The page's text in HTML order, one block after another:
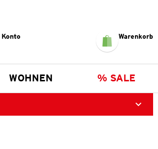
Konto Warenkorb
WOHNEN % SALE